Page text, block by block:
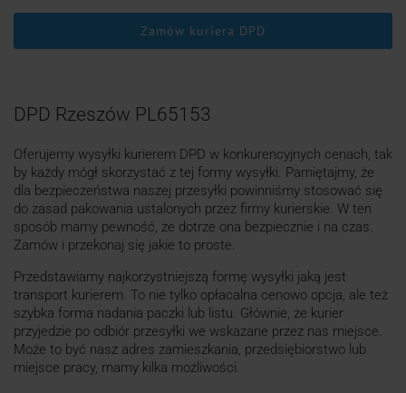
Zamów kuriera DPD
DPD Rzeszów PL65153
Oferujemy wysyłki kurierem DPD w konkurencyjnych cenach, tak
by każdy mógł skorzystać z tej formy wysyłki. Pamiętajmy, że
dla bezpieczeństwa naszej przesyłki powinniśmy stosować się
do zasad pakowania ustalonych przez firmy kurierskie. W ten
sposób mamy pewność, że dotrze ona bezpiecznie i na czas.
Zamów i przekonaj się jakie to proste.
Przedstawiamy najkorzystniejszą formę wysyłki jaką jest
transport kurierem. To nie tylko opłacalna cenowo opcja, ale też
szybka forma nadania paczki lub listu. Głównie, że kurier
przyjedzie po odbiór przesyłki we wskazane przez nas miejsce.
Może to być nasz adres zamieszkania, przedsiębiorstwo lub
miejsce pracy, mamy kilka możliwości.